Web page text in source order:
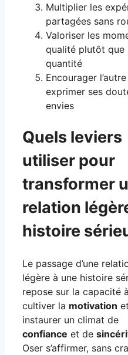
Multiplier les
partagées sans
Valoriser les
qualité plutôt que
quantité
Encourager
exprimer ses
envies
Quels leviers
utiliser pour
transformer
relation
histoire
Le passage d’une
légère à une histoire
repose sur la capacité à
cultiver la motivation
instaurer un climat de
confiance et de
Oser s’affirmer, sans